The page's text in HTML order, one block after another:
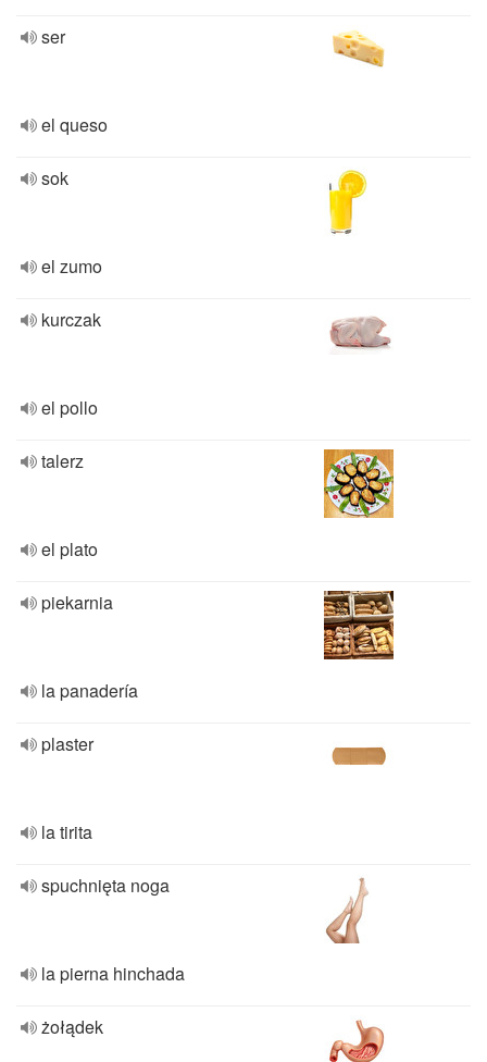
ser
el queso
sok
el zumo
kurczak
el pollo
talerz
el plato
piekarnia
la panadería
plaster
la tirita
spuchnięta noga
la pierna hinchada
żołądek